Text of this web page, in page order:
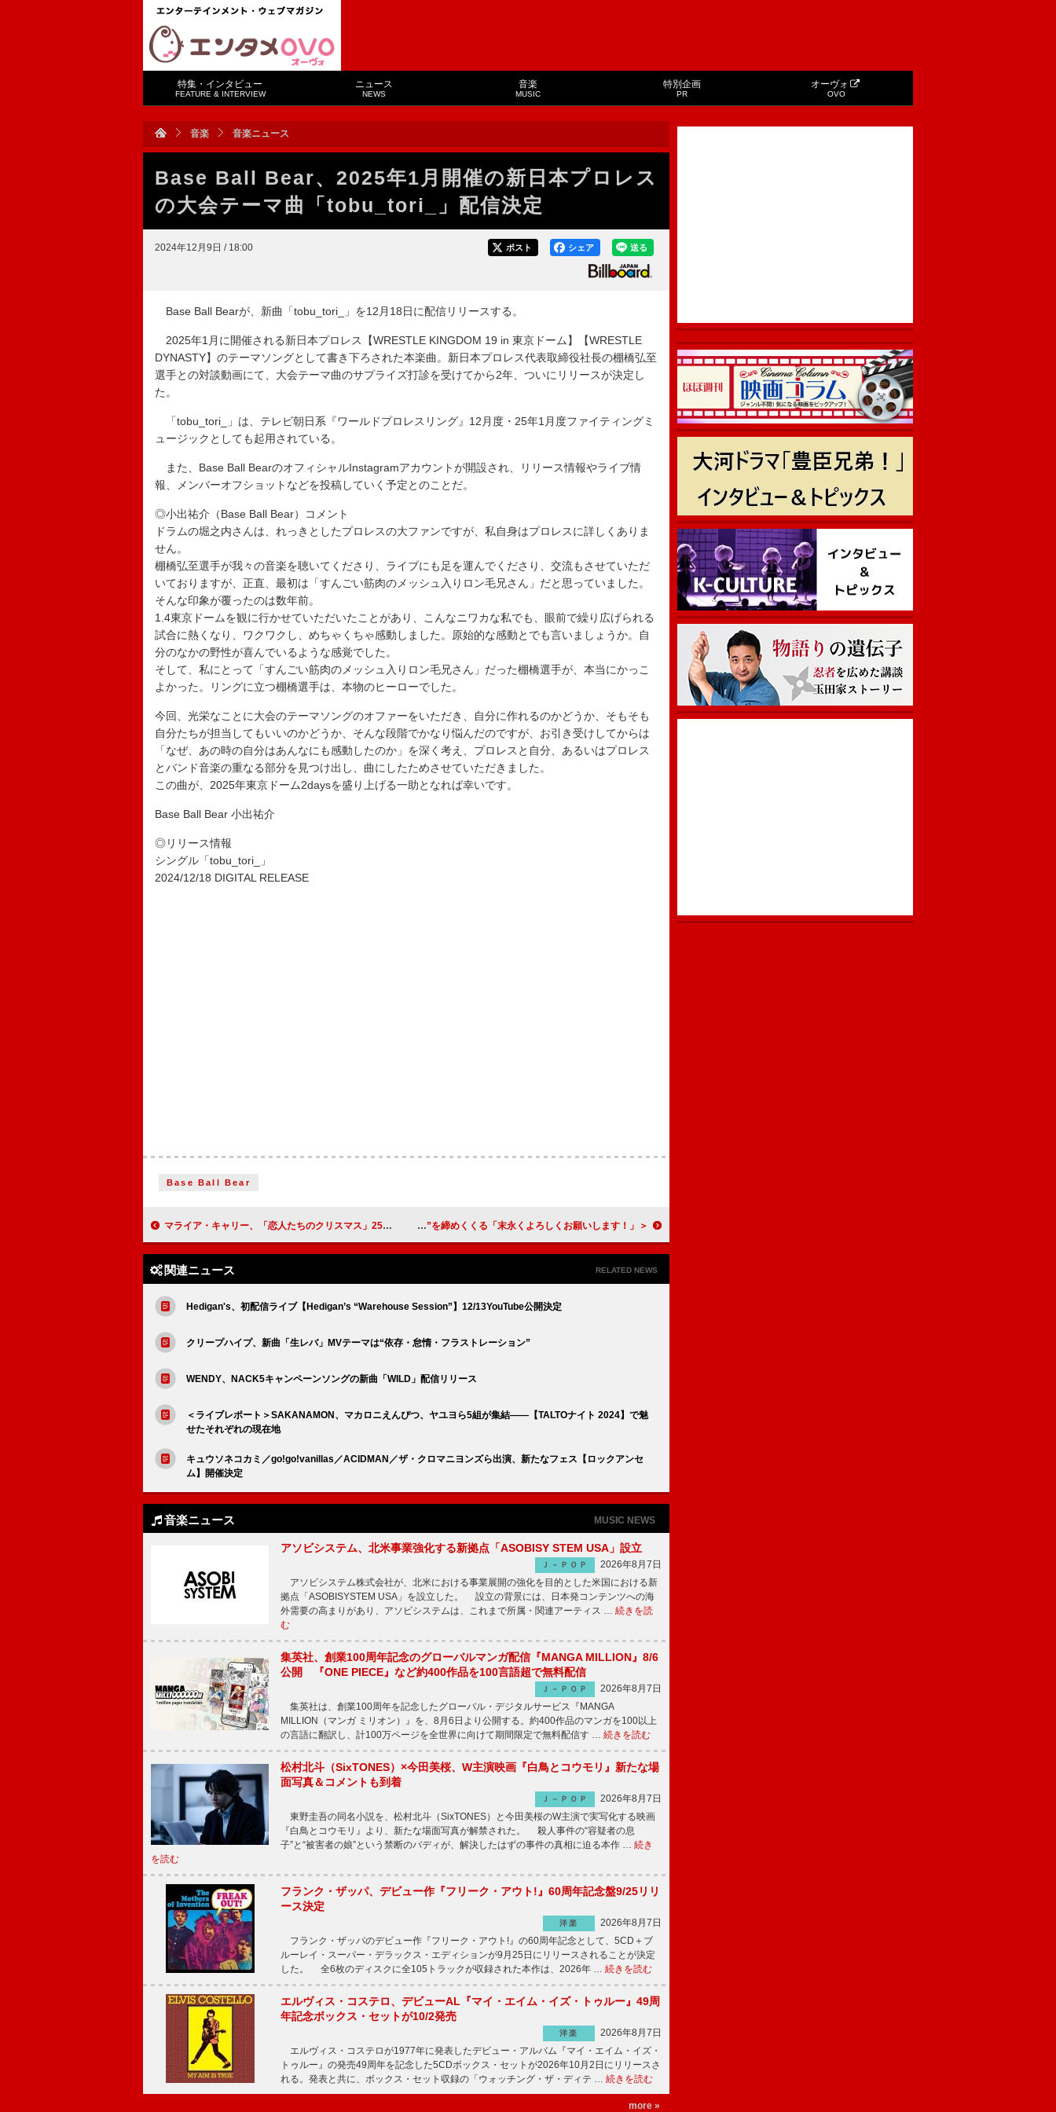
特集・インタビュー
FEATURE & INTERVIEW
ニュース
NEWS
音楽
MUSIC
特別企画
PR
オーヴォ
OVO
音楽 音楽ニュース
Base Ball Bear、2025年1月開催の新日本プロレス
の大会テーマ曲「tobu_tori_」配信決定
2024年12月9日 / 18:00 送る
シェア
ポスト
Base Ball Bearが、新曲「tobu_tori_」を12月18日に配信リリースする。
2025年1月に開催される新日本プロレス【WRESTLE KINGDOM 19 in 東京ドーム】【WRESTLE
DYNASTY】のテーマソングとして書き下ろされた本楽曲。新日本プロレス代表取締役社長の棚橋弘至
選手との対談動画にて、大会テーマ曲のサプライズ打診を受けてから2年、ついにリリースが決定し
た。
「tobu_tori_」は、テレビ朝日系『ワールドプロレスリング』12月度・25年1月度ファイティングミ
ュージックとしても起用されている。
また、Base Ball BearのオフィシャルInstagramアカウントが開設され、リリース情報やライブ情
報、メンバーオフショットなどを投稿していく予定とのことだ。
◎小出祐介（Base Ball Bear）コメント
ドラムの堀之内さんは、れっきとしたプロレスの大ファンですが、私自身はプロレスに詳しくありま
せん。
棚橋弘至選手が我々の音楽を聴いてくださり、ライブにも足を運んでくださり、交流もさせていただ
いておりますが、正直、最初は「すんごい筋肉のメッシュ入りロン毛兄さん」だと思っていました。
そんな印象が覆ったのは数年前。
1.4東京ドームを観に行かせていただいたことがあり、こんなニワカな私でも、眼前で繰り広げられる
試合に熱くなり、ワクワクし、めちゃくちゃ感動しました。原始的な感動とでも言いましょうか。自
分のなかの野性が喜んでいるような感覚でした。
そして、私にとって「すんごい筋肉のメッシュ入りロン毛兄さん」だった棚橋選手が、本当にかっこ
よかった。リングに立つ棚橋選手は、本物のヒーローでした。
今回、光栄なことに大会のテーマソングのオファーをいただき、自分に作れるのかどうか、そもそも
自分たちが担当してもいいのかどうか、そんな段階でかなり悩んだのですが、お引き受けしてからは
「なぜ、あの時の自分はあんなにも感動したのか」を深く考え、プロレスと自分、あるいはプロレス
とバンド音楽の重なる部分を見つけ出し、曲にしたためさせていただきました。
この曲が、2025年東京ドーム2daysを盛り上げる一助となれば幸いです。
Base Ball Bear 小出祐介
◎リリース情報
シングル「tobu_tori_」
2024/12/18 DIGITAL RELEASE
Base Ball Bear
マライア・キャリー、「恋人たちのクリスマス」25周年記念MVのダンス・シーンは“チャレンジング”だったと振り返る ＜ライブレポート＞9年ぶりに再結成したキマグレン、ビルボードライブ横浜で“2024年の夏”を締めくくる「末永くよろしくお願いします！」
関連ニュース RELATED NEWS
Hedigan's、初配信ライブ【Hedigan’s “Warehouse Session”】12/13YouTube公開決定
クリープハイプ、新曲「生レバ」MVテーマは“依存・怠惰・フラストレーション”
WENDY、NACK5キャンペーンソングの新曲「WILD」配信リリース
＜ライブレポート＞SAKANAMON、マカロニえんぴつ、ヤユヨら5組が集結――【TALTOナイト 2024】で魅
せたそれぞれの現在地
キュウソネコカミ／go!go!vanillas／ACIDMAN／ザ・クロマニヨンズら出演、新たなフェス【ロックアンセ
ム】開催決定
音楽ニュース MUSIC NEWS
アソビシステム、北米事業強化する新拠点「ASOBISY STEM USA」設立
Ｊ－ＰＯＰ
2026年8月7日
アソビシステム株式会社が、北米における事業展開の強化を目的とした米国における新
拠点「ASOBISYSTEM USA」を設立した。 設立の背景には、日本発コンテンツへの海
外需要の高まりがあり、アソビシステムは、これまで所属・関連アーティス … 続きを読
む
集英社、創業100周年記念のグローバルマンガ配信『MANGA MILLION』8/6
公開 『ONE PIECE』など約400作品を100言語超で無料配信
Ｊ－ＰＯＰ
2026年8月7日
集英社は、創業100周年を記念したグローバル・デジタルサービス『MANGA
MILLION（マンガ ミリオン）』を、8月6日より公開する。約400作品のマンガを100以上
の言語に翻訳し、計100万ページを全世界に向けて期間限定で無料配信す … 続きを読む
松村北斗（SixTONES）×今田美桜、W主演映画『白鳥とコウモリ』新たな場
面写真＆コメントも到着
Ｊ－ＰＯＰ
2026年8月7日
東野圭吾の同名小説を、松村北斗（SixTONES）と今田美桜のW主演で実写化する映画
『白鳥とコウモリ』より、新たな場面写真が解禁された。 殺人事件の“容疑者の息
子”と“被害者の娘”という禁断のバディが、解決したはずの事件の真相に迫る本作 … 続き
を読む
フランク・ザッパ、デビュー作『フリーク・アウト!』60周年記念盤9/25リリ
ース決定
洋楽
2026年8月7日
フランク・ザッパのデビュー作『フリーク・アウト!』の60周年記念として、5CD＋ブ
ルーレイ・スーパー・デラックス・エディションが9月25日にリリースされることが決定
した。 全6枚のディスクに全105トラックが収録された本作は、2026年 … 続きを読む
エルヴィス・コステロ、デビューAL『マイ・エイム・イズ・トゥルー』49周
年記念ボックス・セットが10/2発売
洋楽
2026年8月7日
エルヴィス・コステロが1977年に発表したデビュー・アルバム『マイ・エイム・イズ・
トゥルー』の発売49周年を記念した5CDボックス・セットが2026年10月2日にリリースさ
れる。発表と共に、ボックス・セット収録の「ウォッチング・ザ・ディテ … 続きを読む
more »